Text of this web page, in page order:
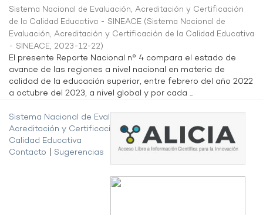
Sistema Nacional de Evaluación, Acreditación y Certificación
de la Calidad Educativa - SINEACE (Sistema Nacional de
Evaluación, Acreditación y Certificación de la Calidad Educativa
- SINEACE, 2023-12-22)
El presente Reporte Nacional n° 4 compara el estado de
avance de las regiones a nivel nacional en materia de
calidad de la educación superior, entre febrero del año 2022
a octubre del 2023, a nivel global y por cada ...
Sistema Nacional de Evaluación,
Acreditación y Certificación de la
Calidad Educativa
Contacto
Sugerencias